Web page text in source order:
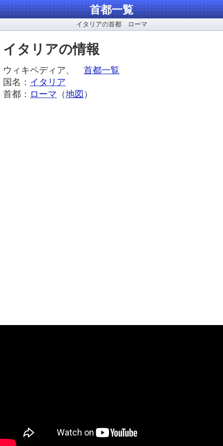
首都一覧
イタリアの首都 ローマ
イタリアの情報
ウィキペディア、 首都一覧
国名： イタリア
首都： ローマ （地図 ）